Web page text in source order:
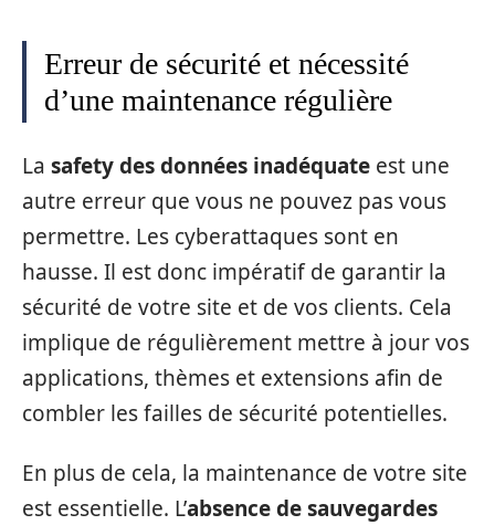
Erreur de sécurité et nécessité
d’une maintenance régulière
La safety des données inadéquate est une
autre erreur que vous ne pouvez pas vous
permettre. Les cyberattaques sont en
hausse. Il est donc impératif de garantir la
sécurité de votre site et de vos clients. Cela
implique de régulièrement mettre à jour vos
applications, thèmes et extensions afin de
combler les failles de sécurité potentielles.
En plus de cela, la maintenance de votre site
est essentielle. L’absence de sauvegardes